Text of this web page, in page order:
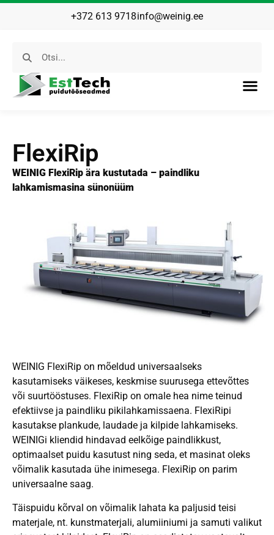
+372 613 9718info@weinig.ee
FlexiRip
WEINIG FlexiRip ära kustutada – paindliku
lahkamismasina sünonüüm​
WEINIG FlexiRip on mõeldud universaalseks
kasutamiseks väikeses, keskmise suurusega ettevõttes
või suurtööstuses. FlexiRip on omale hea nime teinud
efektiivse ja paindliku pikilahkamissaena. FlexiRipi
kasutakse plankude, laudade ja kilpide lahkamiseks.
WEINIGi kliendid hindavad eelkõige paindlikkust,
optimaalset puidu kasutust ning seda, et masinat oleks
võimalik kasutada ühe inimesega. FlexiRip on parim
universaalne saag.
Täispuidu kõrval on võimalik lahata ka paljusid teisi
materjale, nt. kunstmaterjali, alumiiniumi ja samuti valikut